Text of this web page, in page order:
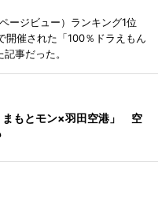
ージビュー）ランキング1位
開催された「100％ドラえもん
事だった。
まもとモン×羽田空港」 空